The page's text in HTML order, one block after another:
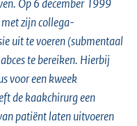
Op 6 december 1999
zijn collega-
uit te voeren (submentaal
te bereiken. Hierbij
voor een kweek
de kaakchirurg een
patiënt laten uitvoeren